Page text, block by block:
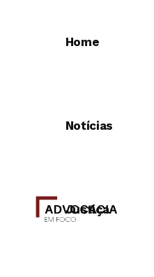
Home
Notícias
Justiça